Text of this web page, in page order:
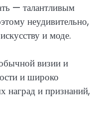
— талантливым
неудивительно,
и моде.
визии и
и широко
наград и признаний,